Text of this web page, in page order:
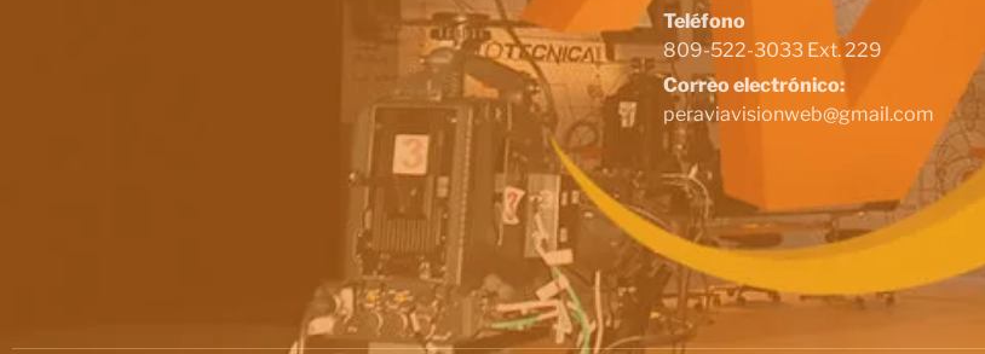
Teléfono
809-522-3033 Ext. 229
Correo electrónico:
peraviavisionweb@gmail.com